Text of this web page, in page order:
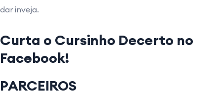
dar inveja.
Curta o Cursinho Decerto no
Facebook!
PARCEIROS